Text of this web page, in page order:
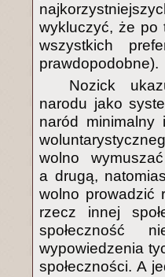
wykluczyć, że po
wszystkich
prawdopodobne).
Nozick
narodu jako
naród minimalny
wolno
a drugą,
wolno prowadzić
rzecz innej
społeczność
wypowiedzenia
społeczności. A